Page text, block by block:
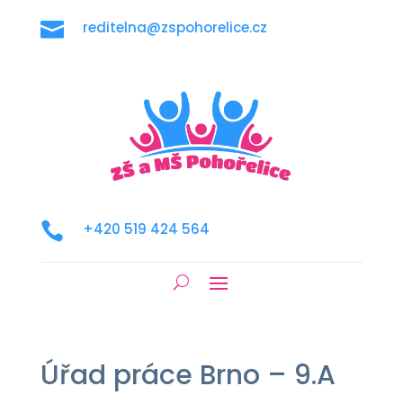
 reditelna@zspohorelice.cz
 +420 519 424 564
Úřad práce Brno – 9.A